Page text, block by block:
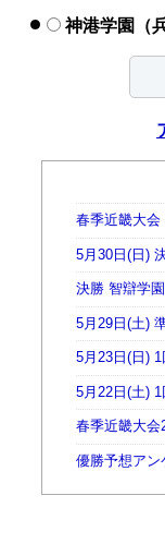
神港学園（
春季近畿大会
5月30日(日)
決勝 智辯学
5月29日(土)
5月23日(日) 1
5月22日(土) 1
春季近畿大会
優勝予想アン